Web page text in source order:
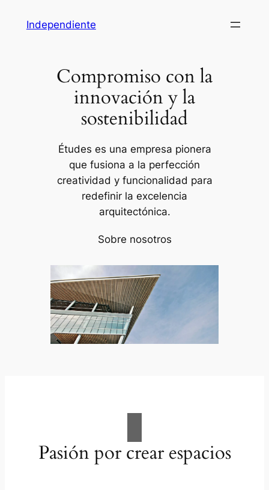
Independiente
Compromiso con la
innovación y la
sostenibilidad
Études es una empresa pionera
que fusiona a la perfección
creatividad y funcionalidad para
redefinir la excelencia
arquitectónica.
Sobre nosotros
Pasión por crear espacios